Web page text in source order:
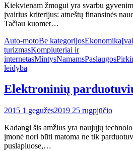
Kiekvienam žmogui yra svarbu
įvairius kriterijus: atneštų finansinės
Tačiau kuomet…
Auto-motoBe kategorijosEkonomika
turizmasKompiuteriai ir
internetasMintysNamamsPaslaugos
leidyba
Elektroninių
2015 1 gegužės2019 25 rugpjūčio
Kadangi šis amžius yra naujųjų
įmonė nori būti matoma ne tik
puslapiuose,…